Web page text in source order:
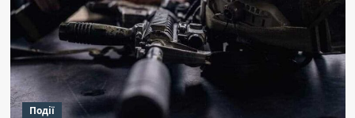
перемоги
над
нацизмом
у
Другій
світовій
Події